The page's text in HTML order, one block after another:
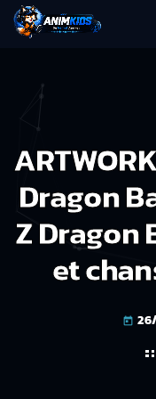
Dragon
Z Dragon
et
today